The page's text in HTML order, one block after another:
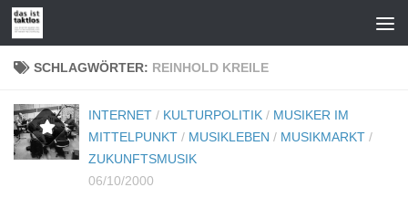
Zum Inhalt springen
SCHLAGWÖRTER: REINHOLD KREILE
INTERNET / KULTURPOLITIK / MUSIKER IM
MITTELPUNKT / MUSIKLEBEN / MUSIKMARKT /
ZUKUNFTSMUSIK
06/10/2000